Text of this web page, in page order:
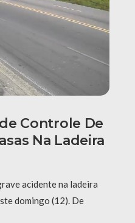
Controle De
Na Ladeira
acidente na ladeira
domingo (12). De